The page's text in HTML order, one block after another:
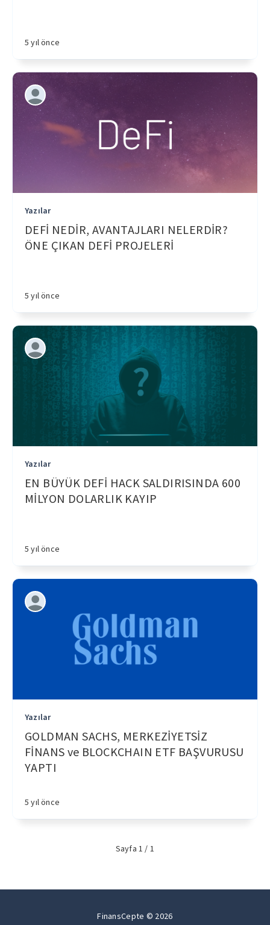
5 yıl önce
Yazılar
DEFİ NEDİR, AVANTAJLARI NELERDİR?
ÖNE ÇIKAN DEFİ PROJELERİ
5 yıl önce
Yazılar
EN BÜYÜK DEFİ HACK SALDIRISINDA 600
MİLYON DOLARLIK KAYIP
5 yıl önce
Yazılar
GOLDMAN SACHS, MERKEZİYETSİZ
FİNANS ve BLOCKCHAIN ETF BAŞVURUSU
YAPTI
5 yıl önce
Sayfa 1 / 1
FinansCepte © 2026